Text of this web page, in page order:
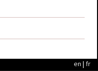
en | fr